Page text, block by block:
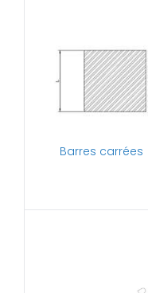
Barres carrées